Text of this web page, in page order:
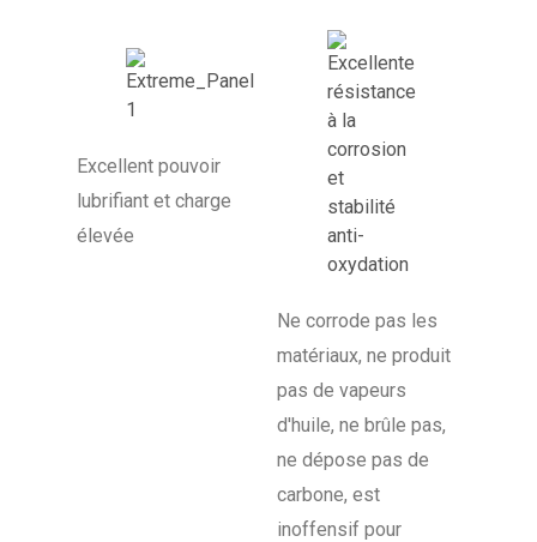
Excellent pouvoir
lubrifiant et charge
élevée
Ne corrode pas les
matériaux, ne produit
pas de vapeurs
d'huile, ne brûle pas,
ne dépose pas de
carbone, est
inoffensif pour